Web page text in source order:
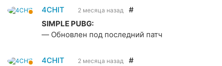
4CHIT 2 месяца назад
#
SIMPLE PUBG:
— Обновлен под последний патч
4CHIT 2 месяца назад
#